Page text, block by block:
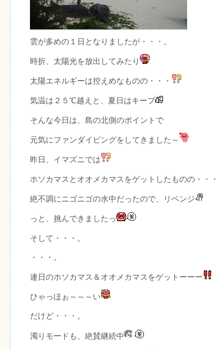
雲が多めの１日となりましたが・・・。
時折、太陽光を放出してみたり
太陽エネルギーは控えめなものの・・・
気温は２５℃越えと、夏日はキープ
そんな今日は、島の北側のポイントで
元気にファンダイビングをしてきました～
昨日、イマズニでは
ホソカマスとオオメカマスをゲットしたものの・・・
絶不調にニゴニゴの水中だったので、リベンジ
っと、挑んできましたっ
そして・・・。
・・・。
連日のホソカマス＆オオメカマスをゲットーーー
ひゃっほぉ～～～い
だけど・・・。
濁りモードも、絶賛継続中